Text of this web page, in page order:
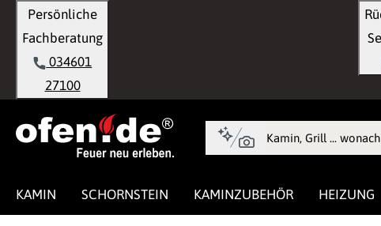
Zur Hauptnavigation springen
Persönliche
Fachberatung
034601
27100
KAMIN SCHORNSTEIN KAMINZUBEHÖR HEIZUNG